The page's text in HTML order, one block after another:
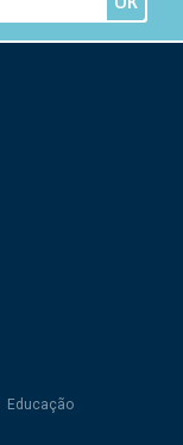
Educação